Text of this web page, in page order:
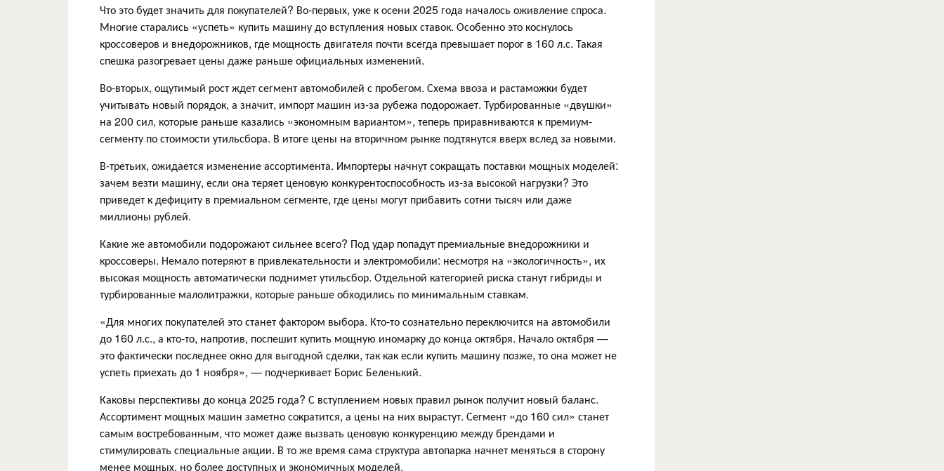
Что это будет значить для покупателей? Во-первых, уже к осени 2025 года началось оживление спроса.
Многие старались «успеть» купить машину до вступления новых ставок. Особенно это коснулось
кроссоверов и внедорожников, где мощность двигателя почти всегда превышает порог в 160 л.с. Такая
спешка разогревает цены даже раньше официальных изменений.
Во-вторых, ощутимый рост ждет сегмент автомобилей с пробегом. Схема ввоза и растаможки будет
учитывать новый порядок, а значит, импорт машин из-за рубежа подорожает. Турбированные «двушки»
на 200 сил, которые раньше казались «экономным вариантом», теперь приравниваются к премиум-
сегменту по стоимости утильсбора. В итоге цены на вторичном рынке подтянутся вверх вслед за новыми.
В-третьих, ожидается изменение ассортимента. Импортеры начнут сокращать поставки мощных моделей:
зачем везти машину, если она теряет ценовую конкурентоспособность из-за высокой нагрузки? Это
приведет к дефициту в премиальном сегменте, где цены могут прибавить сотни тысяч или даже
миллионы рублей.
Какие же автомобили подорожают сильнее всего? Под удар попадут премиальные внедорожники и
кроссоверы. Немало потеряют в привлекательности и электромобили: несмотря на «экологичность», их
высокая мощность автоматически поднимет утильсбор. Отдельной категорией риска станут гибриды и
турбированные малолитражки, которые раньше обходились по минимальным ставкам.
«Для многих покупателей это станет фактором выбора. Кто-то сознательно переключится на автомобили
до 160 л.с., а кто-то, напротив, поспешит купить мощную иномарку до конца октября. Начало октября —
это фактически последнее окно для выгодной сделки, так как если купить машину позже, то она может не
успеть приехать до 1 ноября», — подчеркивает Борис Беленький.
Каковы перспективы до конца 2025 года? С вступлением новых правил рынок получит новый баланс.
Ассортимент мощных машин заметно сократится, а цены на них вырастут. Сегмент «до 160 сил» станет
самым востребованным, что может даже вызвать ценовую конкуренцию между брендами и
стимулировать специальные акции. В то же время сама структура автопарка начнет меняться в сторону
менее мощных, но более доступных и экономичных моделей.